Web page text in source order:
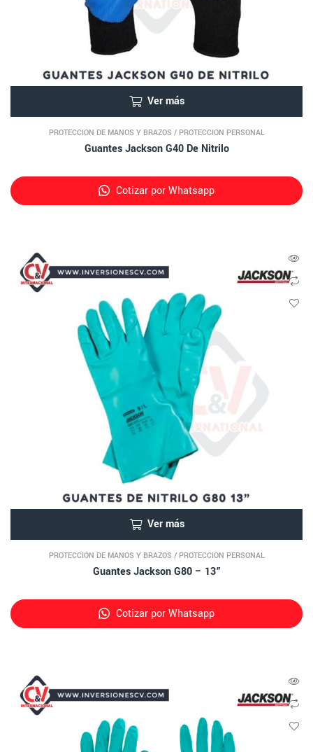
Ver más
PROTECCIÓN DE MANOS Y BRAZOS / PROTECCIÓN PERSONAL
Guantes Jackson G40 De Nitrilo
Cotizar por Whatsapp
Ver más
PROTECCIÓN DE MANOS Y BRAZOS / PROTECCIÓN PERSONAL
Guantes Jackson G80 – 13”
Cotizar por Whatsapp